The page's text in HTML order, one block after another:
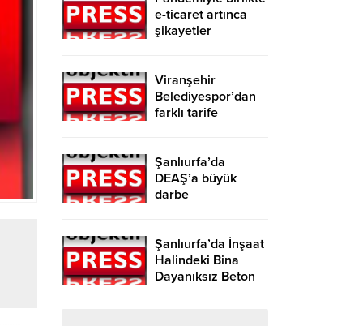
e-ticaret artınca
şikayetler
Viranşehir
Belediyespor’dan
farklı tarife
Şanlıurfa’da
DEAŞ’a büyük
darbe
Şanlıurfa’da İnşaat
Halindeki Bina
Dayanıksız Beton